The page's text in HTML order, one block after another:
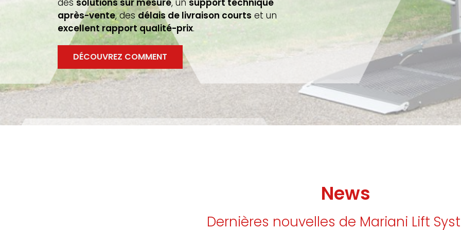
après-vente, desdélais de livraison courts et un
excellent rapport qualité-prix.
DÉCOUVREZ COMMENT
News
Dernières nouvelles de Mariani Lift